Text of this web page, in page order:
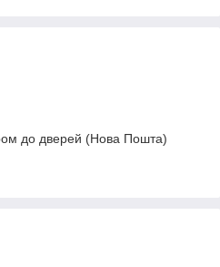
до дверей (Нова Пошта)